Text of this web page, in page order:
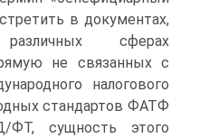
в документах,
сферах
не связанных с
налогового
стандартов ФАТФ
сущность этого